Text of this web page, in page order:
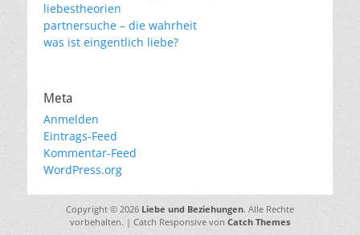
liebestheorien
partnersuche – die wahrheit
was ist eingentlich liebe?
Meta
Anmelden
Eintrags-Feed
Kommentar-Feed
WordPress.org
Copyright © 2026 Liebe und Beziehungen. Alle Rechte
vorbehalten. | Catch Responsive von Catch Themes